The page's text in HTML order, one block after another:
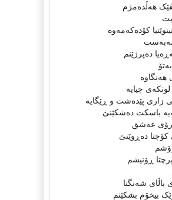
هەڵدەمژم
کۆدەکەمەوە
دەپرژێنم
هەنگاوە
لوتکەی چیایە
زاری پێدەشت و ڕێگایە
باسکت دەشکێنێ
عەشق
دەڕوێنێ
ڕۆنیشم
باڵای شەنگتا
بیخۆم بشکێنم